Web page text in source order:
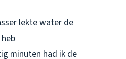
lekte water de
minuten had ik de